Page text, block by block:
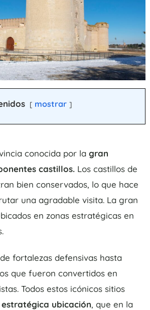
mostrar
conocida por lagran
castillos.Los castillos de
bien conservados, lo que hace
una agradable visita. La gran
en zonas estratégicas en
fortalezas defensivas hasta
que fueron convertidos en
Todos estos icónicos sitios
estratégica ubicación, que en la